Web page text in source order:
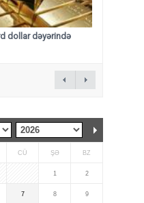
dollar dəyərində
CÜ ŞƏ BZ
1 2
7 8 9